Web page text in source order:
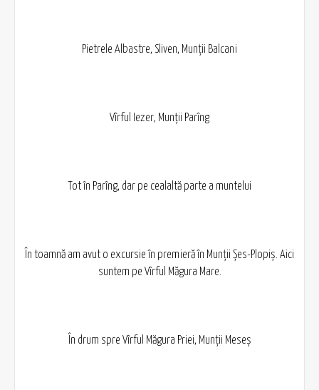
Pietrele Albastre, Sliven, Munții Balcani
Vîrful Iezer, Munții Parîng
Tot în Parîng, dar pe cealaltă parte a muntelui
În toamnă am avut o excursie în premieră în Munții Șes-Plopiș. Aici
suntem pe Vîrful Măgura Mare.
În drum spre Vîrful Măgura Priei, Munții Meseș